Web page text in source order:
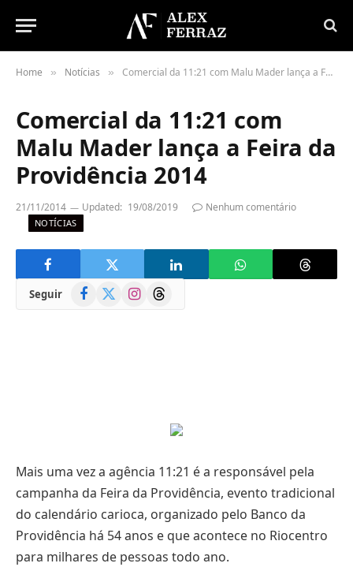
Home » Notícias » Comercial da 11:21 com Malu Mader lança a Feira da Providência 2014
Comercial da 11:21 com
Malu Mader lança a Feira da
Providência 2014
21/11/2014 Updated: 19/08/2019 Nenhum comentário
NOTÍCIAS
Seguir Facebook
(Twitter)
InstagramThreads
Mais uma vez a agência 11:21 é a responsável pela
campanha da Feira da Providência, evento tradicional
do calendário carioca, organizado pelo Banco da
Providência há 54 anos e que acontece no Riocentro
para milhares de pessoas todo ano.